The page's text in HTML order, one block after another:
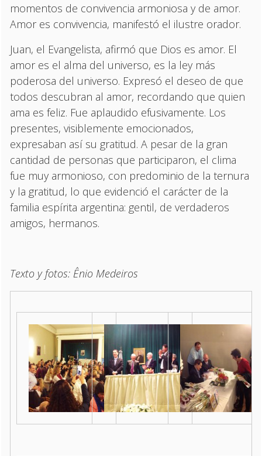
momentos de convivencia armoniosa y de amor.
Amor es convivencia, manifestó el ilustre orador.
Juan, el Evangelista, afirmó que Dios es amor. El
amor es el alma del universo, es la ley más
poderosa del universo. Expresó el deseo de que
todos descubran al amor, recordando que quien
ama es feliz. Fue aplaudido efusivamente. Los
presentes, visiblemente emocionados,
expresaban así su gratitud. A pesar de la gran
cantidad de personas que participaron, el clima
fue muy armonioso, con predominio de la ternura
y la gratitud, lo que evidenció el carácter de la
familia espírita argentina: gentil, de verdaderos
amigos, hermanos.
Texto y fotos: Ênio Medeiros